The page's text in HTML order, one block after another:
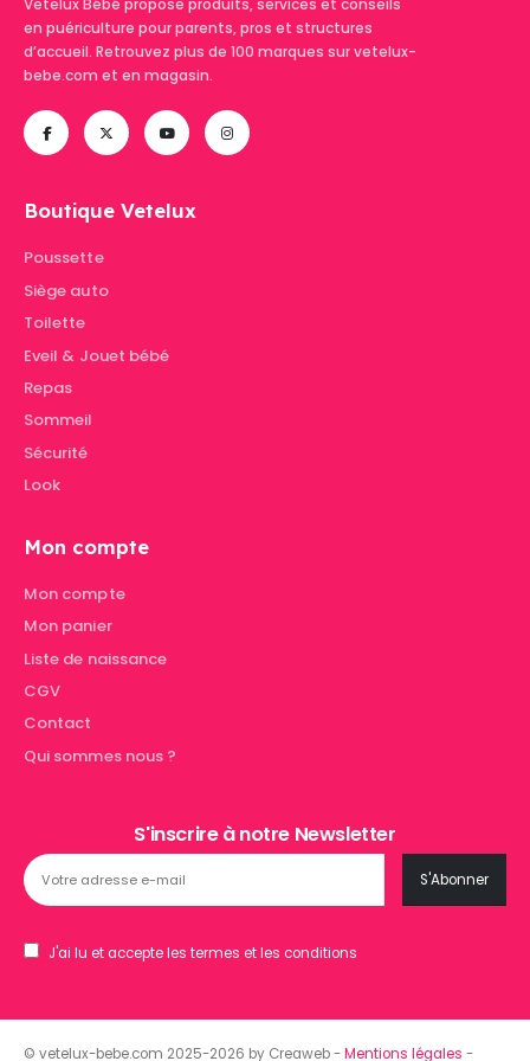
Vetelux Bébé propose produits, services et conseils
en puériculture pour parents, pros et structures
d’accueil. Retrouvez plus de 100 marques sur vetelux-
bebe.com et en magasin.
Boutique Vetelux
Poussette
Siège auto
Toilette
Eveil & Jouet bébé
Repas
Sommeil
Sécurité
Look
Mon compte
Mon compte
Mon panier
Liste de naissance
CGV
Contact
Qui sommes nous ?
S'inscrire à notre Newsletter
J'ai lu et accepte les termes et les conditions
© vetelux-bebe.com 2025-2026 by Creaweb -Mentions légales -